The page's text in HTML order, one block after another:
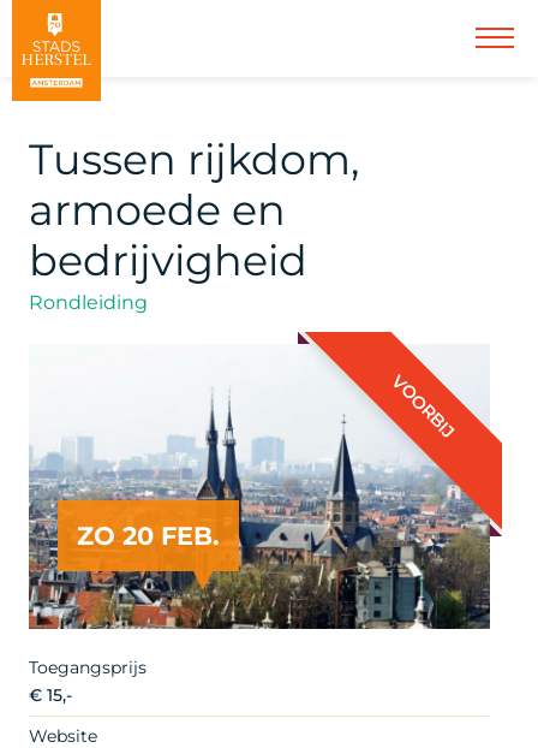
Tussen rijkdom,
armoede en
bedrijvigheid
Rondleiding
ZO 20 FEB.
VOORBIJ
Toegangsprijs
€ 15,-
Website